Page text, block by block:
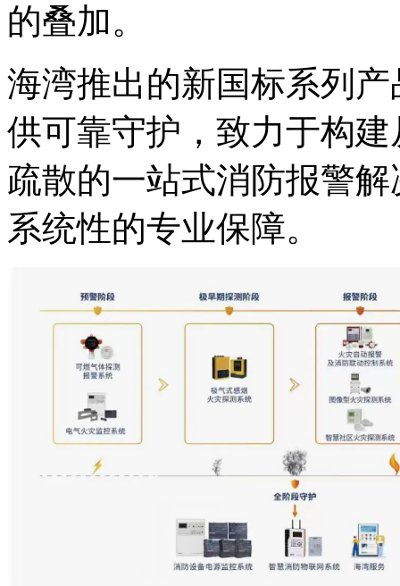
的叠加。
海湾推出的新国标系列
供可靠守护，致力于构
疏散的一站式消防报警
系统性的专业保障。